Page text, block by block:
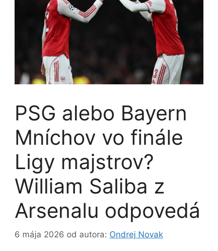
PSG alebo Bayern
Mníchov vo finále
Ligy majstrov?
William Saliba z
Arsenalu odpovedá
6 mája 2026 od autora: Ondrej Novak